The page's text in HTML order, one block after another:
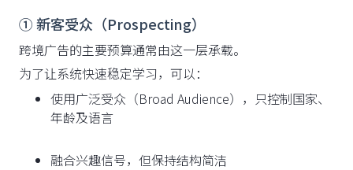
① 新客受众（Prospecting）
跨境广告的主要预算通常由这一层承载。
为了让系统快速稳定学习，可以：
使用广泛受众（Broad Audience），只控制国家、
年龄及语言
融合兴趣信号，但保持结构简洁